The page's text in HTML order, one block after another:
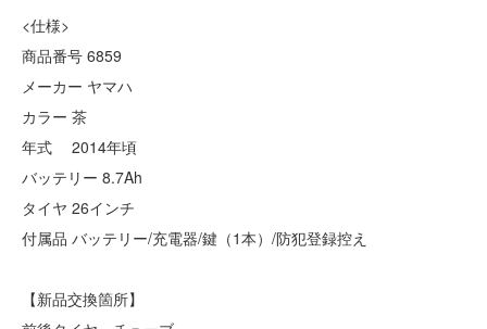
<仕様>
商品番号 6859
メーカー ヤマハ
カラー 茶
年式 2014年頃
バッテリー 8.7Ah
タイヤ 26インチ
付属品 バッテリー/充電器/鍵（1本）/防犯登録控え
【新品交換箇所】